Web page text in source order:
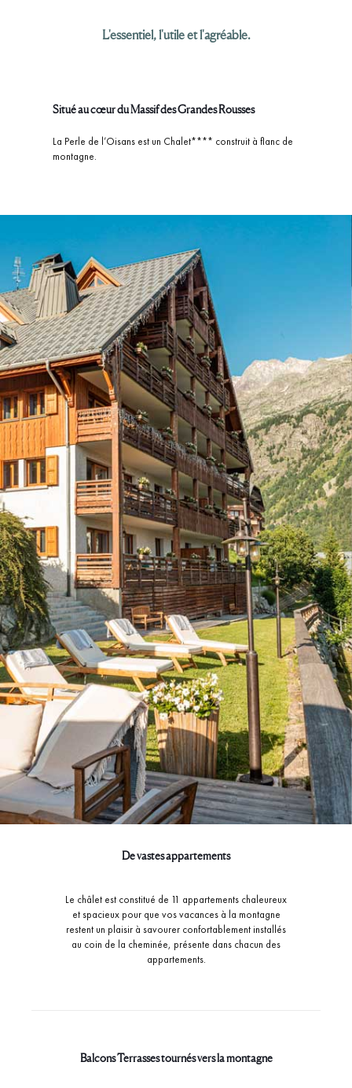
L'essentiel, l'utile et l'agréable.
Situé au cœur du Massif des Grandes Rousses
La Perle de l’Oisans est un Chalet**** construit à flanc de
montagne.
De vastes appartements
Le châlet est constitué de 11 appartements chaleureux
et spacieux pour que vos vacances à la montagne
restent un plaisir à savourer confortablement installés
au coin de la cheminée, présente dans chacun des
appartements.
Balcons Terrasses tournés vers la montagne